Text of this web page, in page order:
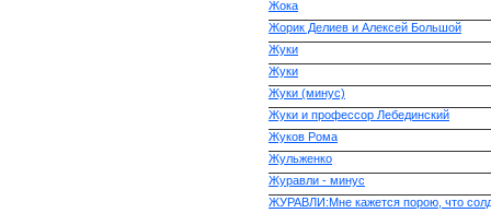
Жока
Жорик Делиев и Алексей Большой
Жуки
Жуки
Жуки (минус)
Жуки и профессор Лебединский
Жуков Рома
Жульженко
Журавли - минус
ЖУРАВЛИ:Мне кажется порою, что